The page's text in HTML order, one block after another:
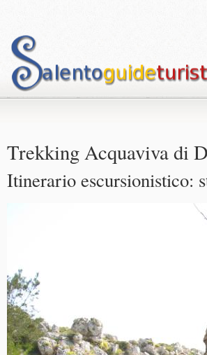
Trekking Acquaviva di
Itinerario escursionistico: